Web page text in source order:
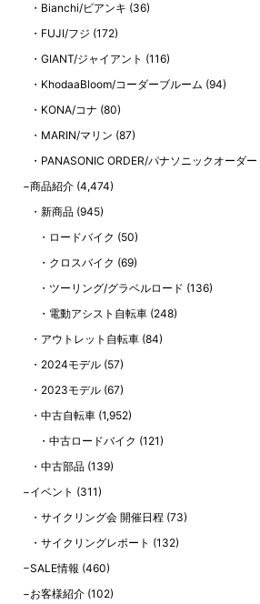
Bianchi/ビアンキ (36)
FUJI/フジ (172)
GIANT/ジャイアント (116)
KhodaaBloom/コーダーブルーム (94)
KONA/コナ (80)
MARIN/マリン (87)
PANASONIC ORDER/パナソニックオーダー
商品紹介 (4,474)
新商品 (945)
ロードバイク (50)
クロスバイク (69)
ツーリング/グラベルロード (136)
電動アシスト自転車(248)
アウトレット自転車 (84)
2024モデル (57)
2023モデル (67)
中古自転車 (1,952)
中古ロードバイク (121)
中古部品 (139)
イベント (311)
サイクリング会 開催日程 (73)
サイクリングレポート (132)
SALE情報 (460)
お客様紹介 (102)